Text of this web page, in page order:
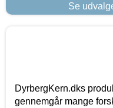
Se
DyrbergKern.dks
gennemgår mange